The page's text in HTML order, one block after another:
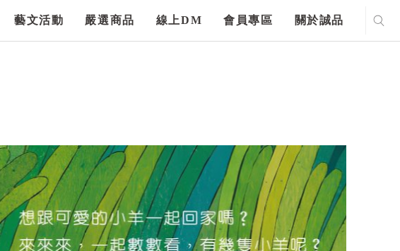
藝文活動 嚴選商品 線上DM 會員專區 關於誠品